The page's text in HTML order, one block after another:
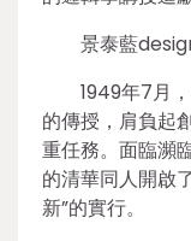
景泰藍
1949年7月
的傳授，肩負起
重任務。面臨瀕
的清華同人開啟
新”的實行。